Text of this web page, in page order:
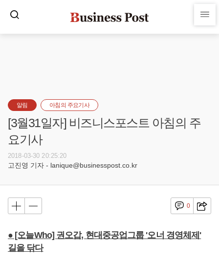
알림 아침의 주요기사
[3월31일자] 비즈니스포스트 아침의 주
요기사
2018-03-30 20:25:20
고진영 기자 - lanique@businesspost.co.kr
0
● [오늘Who] 권오갑, 현대중공업그룹 '오너 경영체제'
길을 닦다